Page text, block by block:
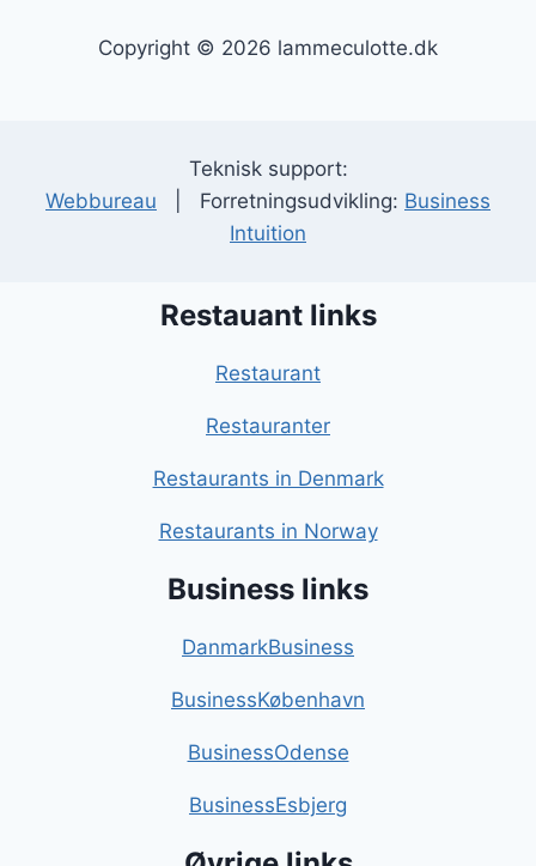
Copyright © 2026 lammeculotte.dk
Teknisk support:
Webbureau | Forretningsudvikling: Business
Intuition
Restauant links
Restaurant
Restauranter
Restaurants in Denmark
Restaurants in Norway
Business links
DanmarkBusiness
BusinessKøbenhavn
BusinessOdense
BusinessEsbjerg